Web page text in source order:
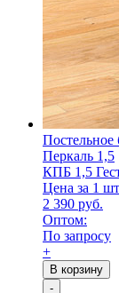
Постельное
Перкаль 1,5
КПБ 1,5
Цена за 1
2 390 руб.
Оптом:
По запросу
+
В корзину
-